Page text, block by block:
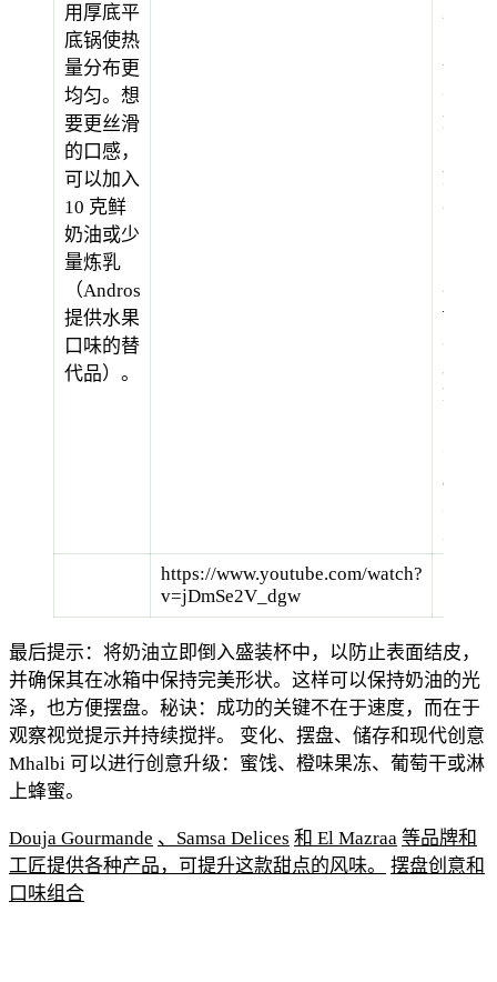
用厚底平
底锅使热
量分布更
均匀。想
要更丝滑
的口感，
可以加入
10 克鲜
奶油或少
量炼乳
（Andros
提供水果
口味的替
代品）。
煮，
并在
奶油
始冒
小泡
小火
——
奶油
https://www.youtube.com/watch?
v=jDmSe2V_dgw
最后提示：将奶油立即倒入盛装杯中，以防止表面结皮，
并确保其在冰箱中保持完美形状。这样可以保持奶油的光
泽，也方便摆盘。秘诀：成功的关键不在于速度，而在于
观察视觉提示并持续搅拌。 变化、摆盘、储存和现代创意
Mhalbi 可以进行创意升级：蜜饯、橙味果冻、葡萄干或淋
上蜂蜜。
Douja Gourmande 、Samsa Delices 和 El Mazraa 等品牌和
工匠提供各种产品，可提升这款甜点的风味。
摆盘创意和
口味组合